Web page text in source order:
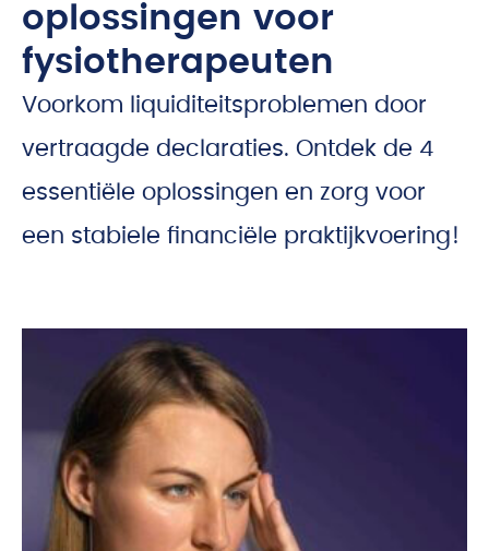
oplossingen voor
fysiotherapeuten
Voorkom liquiditeitsproblemen door
vertraagde declaraties. Ontdek de 4
essentiële oplossingen en zorg voor
een stabiele financiële praktijkvoering!